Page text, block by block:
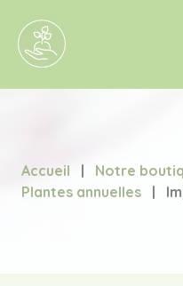
Accueil | Notre
Plantes annuelles
|